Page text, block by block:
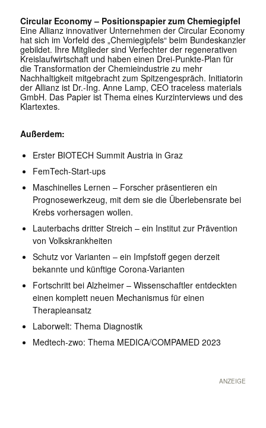
Circular Economy – Positionspapier zum Chemiegipfel
Eine Allianz innovativer Unternehmen der Circular Economy
hat sich im Vorfeld des „Chemiegipfels“ beim Bundeskanzler
gebildet. Ihre Mitglieder sind Verfechter der regenerativen
Kreislaufwirtschaft und haben einen Drei-Punkte-Plan für
die Transformation der Chemieindustrie zu mehr
Nachhaltigkeit mitgebracht zum Spitzengespräch. Initiatorin
der Allianz ist Dr.-Ing. Anne Lamp, CEO traceless materials
GmbH. Das Papier ist Thema eines Kurzinterviews und des
Klartextes.
Außerdem:
Erster BIOTECH Summit Austria in Graz
FemTech-Start-ups
Maschinelles Lernen – Forscher präsentieren ein
Prognosewerkzeug, mit dem sie die Überlebensrate bei
Krebs vorhersagen wollen.
Lauterbachs dritter Streich – ein Institut zur Prävention
von Volkskrankheiten
Schutz vor Varianten – ein Impfstoff gegen derzeit
bekannte und künftige Corona-Varianten
Fortschritt bei Alzheimer – Wissenschaftler entdeckten
einen komplett neuen Mechanismus für einen
Therapieansatz
Laborwelt: Thema Diagnostik
Medtech-zwo: Thema MEDICA/COMPAMED 2023
ANZEIGE